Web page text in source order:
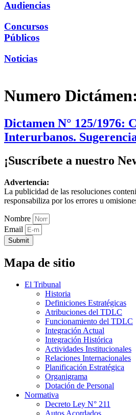
Audiencias
Concursos
Públicos
Noticias
Numero Dictámen:
Dictamen N° 125/1976:
Interurbanos.
¡Suscríbete a nuestro
Advertencia:
La publicidad de las resoluciones
responsabiliza por los errores u
Nombre
Email
Submit
Mapa de sitio
El Tribunal
Historia
Definiciones Estratégicas
Atribuciones del TDLC
Funcionamiento del TDLC
Integración Actual
Integración Histórica
Actividades Institucionales
Relaciones Internacionales
Planificación Estratégica
Organigrama
Dotación de Personal
Normativa
Decreto Ley N° 211